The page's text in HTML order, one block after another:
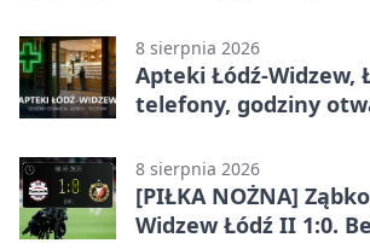
8 sierpnia 2026
Apteki Łódź-Widzew,
telefony, godziny
8 sierpnia 2026
[PIŁKA NOŻNA]
Widzew Łódź II 1:0.